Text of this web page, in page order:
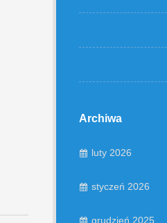
Archiwa
luty 2026
styczeń 2026
grudzień 2025